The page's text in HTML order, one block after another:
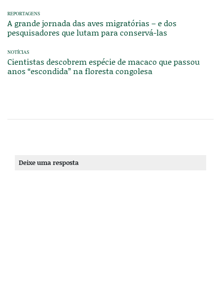
REPORTAGENS
A grande jornada das aves migratórias – e dos
pesquisadores que lutam para conservá-las
NOTÍCIAS
Cientistas descobrem espécie de macaco que passou
anos “escondida” na floresta congolesa
Deixe uma resposta